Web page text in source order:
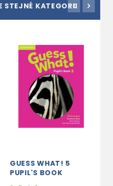
STEJNÉ KATEGORII
GUESS WHAT! 5
PUPIL'S BOOK